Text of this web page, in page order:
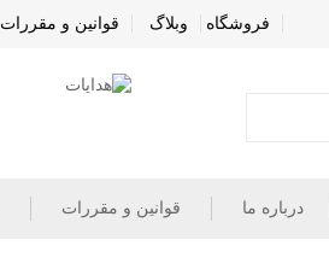
فروشگاه وبلاگ قوانین و مقررات
قوانین و مقررات درباره ما